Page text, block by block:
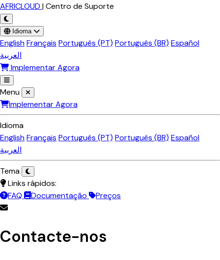
Ir para o conteúdo principal
AFRICLOUD |Centro de Suporte
Idioma
EnglishFrançais Português (PT) Português (BR) Español
العربية
Implementar Agora
Menu
Implementar Agora
Idioma
EnglishFrançais Português (PT) Português (BR) Español
العربية
Tema
Links rápidos:
FAQ
Documentação Preços
Contacte-nos